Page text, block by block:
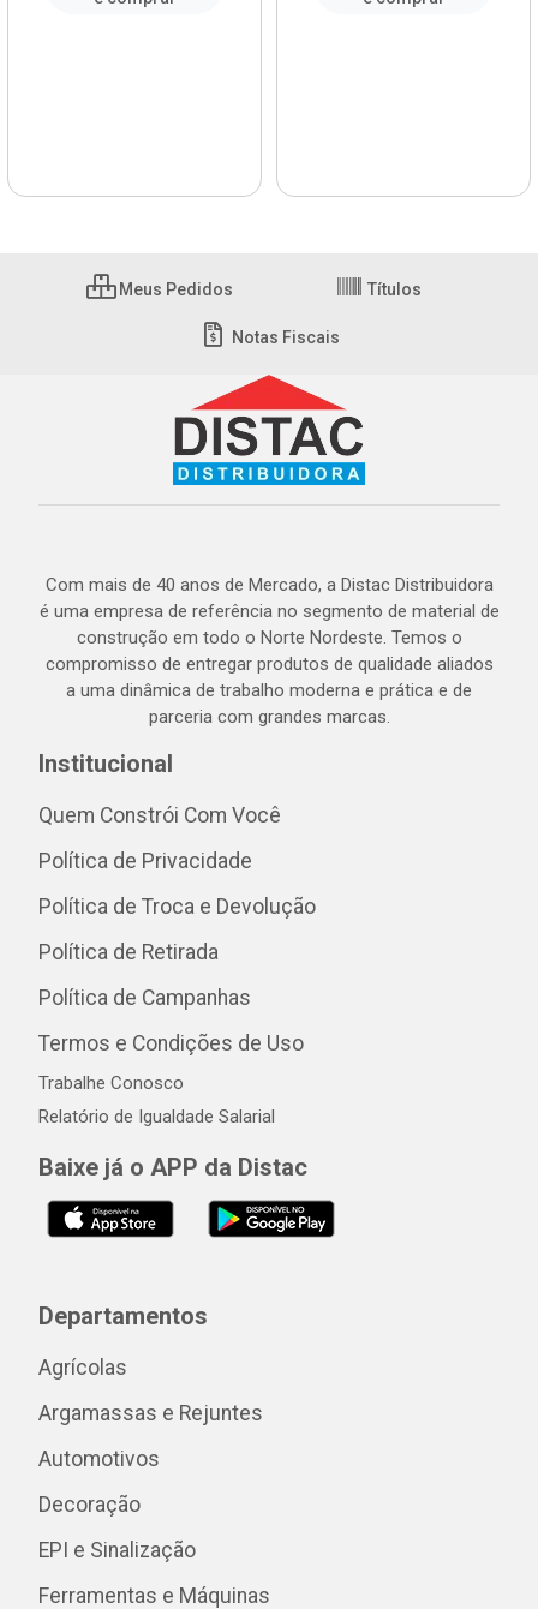
Meus Pedidos Títulos
Notas Fiscais
Com mais de 40 anos de Mercado, a Distac Distribuidora
é uma empresa de referência no segmento de material de
construção em todo o Norte Nordeste. Temos o
compromisso de entregar produtos de qualidade aliados
a uma dinâmica de trabalho moderna e prática e de
parceria com grandes marcas.
Institucional
Quem Constrói Com Você
Política de Privacidade
Política de Troca e Devolução
Política de Retirada
Política de Campanhas
Termos e Condições de Uso
Trabalhe Conosco
Relatório de Igualdade Salarial
Baixe já o APP da Distac
Departamentos
Agrícolas
Argamassas e Rejuntes
Automotivos
Decoração
EPI e Sinalização
Ferramentas e Máquinas